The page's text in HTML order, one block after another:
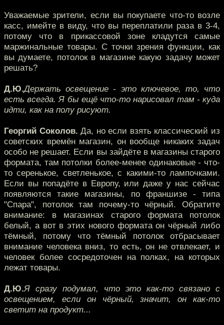
Уважаемые зрители, если вы покупаете что-то возле
касс, имейте в виду, что вы переплатили раза в 3-4,
потому что в прикассовой зоне кладутся самые
маржинальные товары. С точки зрения функции, как
вы думаете, потолок в магазине какую задачу может
решать?
Д.Ю.Держать освещение - это ключевое, то, что
есть всегда. Я бы ещё что-то нарисовал там - куда
идти, как на полу рисуют.
Георгий Соколов. Да, но если взять классический из
советских времён магазин, он вообще никаких задач
особо не решает. Если вы зайдёте в магазины старого
формата, там потолки более-менее одинаковые - что-
то серенькое, светленькое, с какими-то лампочками.
Если вы попадёте в Европу, или даже у нас сейчас
появляются такие магазины, по франшизе - типа
"Спара", потолок там почему-то чёрный. Обратите
внимание: в магазинах старого формата потолок
белый, а вот в этих нового формата он чёрный либо
тёмный, потому что тёмный потолок отбрасывает
внимание человека вниз, то есть, он не отвлекает, и
человек более сосредоточен на полках, на которых
лежат товары.
Д.Ю.Я сразу подумал, что это как-то связано с
освещением, если он чёрный, значит, он как-то
светит на продукт...